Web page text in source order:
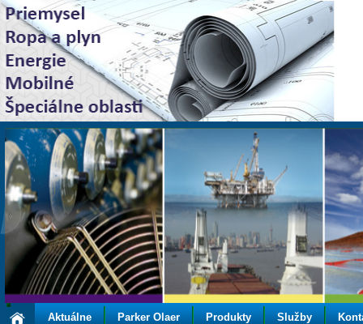
Aktuálne Parker Olaer Produkty Služby